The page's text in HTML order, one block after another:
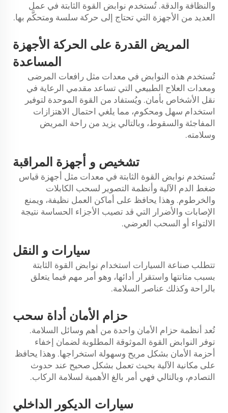
والنظافة والدقة. تُستخدم نوابض القوة الثابتة في عمل
العديد من الأجهزة التي تحتاج إلى حركة سلسة ومتحكَّم بها.
المريض القدرة على الحركة الأجهزة
المساعدة
تُستخدم هذه النوابض في معدات مثل رافعات المرضى
ومعدات العلاج الطبيعي التي تساعد مقدمي الرعاية في
نقل الأشخاص بأمان. ويُستفاد من القوة الموحدة لتوفير
استخدام سهل ومحكوم، مما يلغي احتمال الاهتزازات
المفاجئة والسقوط، وبالتالي يزيد من راحة المريض
وسلامته.
تشخيص و أجهزة المراقبة
تُستخدم نوابض القوة الثابتة في معدات مثل أجهزة قياس
ضغط الدم الآلية وأنظمة التصوير لسحب الكابلات
والخرطوم. وهذا يحافظ على أماكن العمل نظيفة، ويمنع
الإصابات والأضرار التي قد تصيب الأجزاء الحساسة نتيجة
الالتواء أو السحب العرضي.
سيارات و النقل
تتطلب صناعة السيارات استخدام نوابض القوة الثابتة
بسبب متانتها واستقرار أدائها، وهو أمر مهم فيما يتعلق
بالراحة وكذلك عناصر السلامة.
حزام الأمان أداة سحب
تُعد أنظمة حزام الأمان واحدة من أهم وسائل السلامة.
توفر النوابض القوة الموثوقة المطلوبة لضمان إخفاء
أحزمة الأمان بشكل مريح وسهولة استخراجها. وهذا يحافظ
على مكانية الآلية بحيث تعمل بشكل صحيح عند حدوث
التصادم، وبالتالي فهي أمر بالغ الأهمية لسلامة الركاب.
سيارات الديكور الداخلي